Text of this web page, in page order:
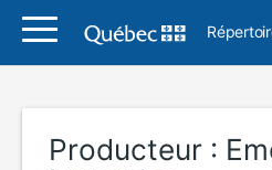
Producteur :